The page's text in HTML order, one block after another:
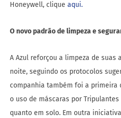
Honeywell, clique aqui.
O novo padrão de limpeza e
A Azul reforçou a limpeza de suas
noite, seguindo os protocolos
companhia também foi a primeira
o uso de máscaras por
quanto em solo. Em outra